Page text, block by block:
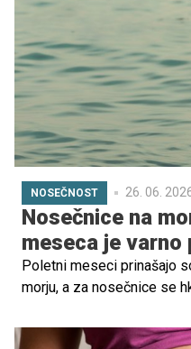
NOSEČNOST 26. 06.
Nosečnice na
meseca je varno
Poletni meseci prinašajo
morju, a za nosečnice se
nosečnosti je